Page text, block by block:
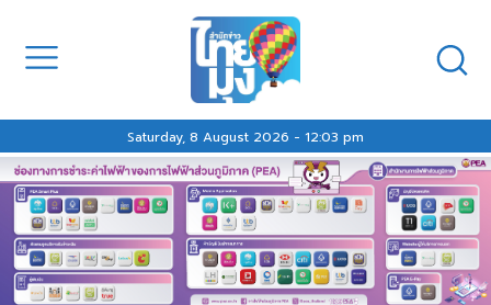
Saturday, 8 August 2026 - 12:03 pm